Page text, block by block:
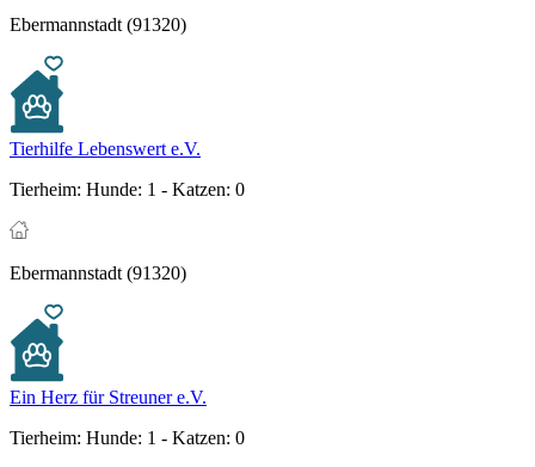
Ebermannstadt (91320)
Tierhilfe Lebenswert e.V.
Tierheim: Hunde: 1 - Katzen: 0
Ebermannstadt (91320)
Ein Herz für Streuner e.V.
Tierheim: Hunde: 1 - Katzen: 0